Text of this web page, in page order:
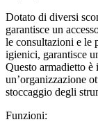
Dotato di diversi
garantisce un
le consultazioni e le
igienici, garantisce
Questo armadietto
un’organizzazione
stoccaggio degli
Funzioni: